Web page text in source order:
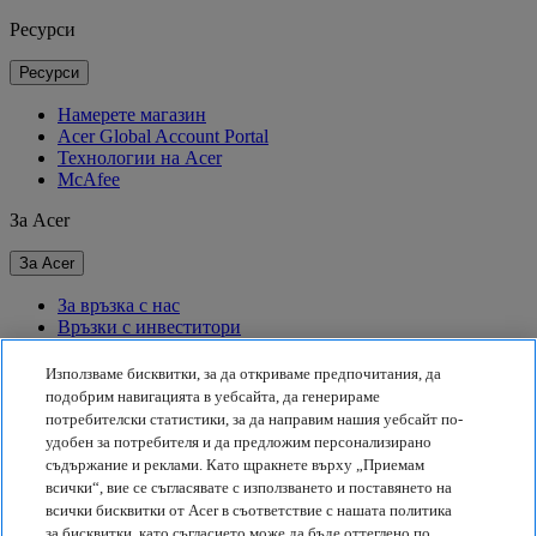
Ресурси
Ресурси
Намерете магазин
Acer Global Account Portal
Технологии на Acer
McAfee
За Acer
За Acer
За връзка с нас
Връзки с инвеститори
Награди
Събития
Устойчивост
Устойчивост
Корпоративна социална отговорност
Използваме бисквитки, за да откриваме предпочитания, да
подобрим навигацията в уебсайта, да генерираме
потребителски статистики, за да направим нашия уебсайт по-
удобен за потребителя и да предложим персонализирано
съдържание и реклами. Като щракнете върху „Приемам
всички“, вие се съгласявате с използването и поставянето на
всички бисквитки от Acer в съответствие с нашата политика